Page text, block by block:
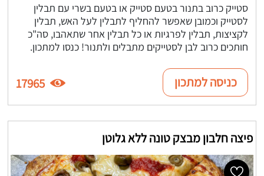
סטייק כרוב בתנור בטעם סטייק או בטעם בשרי עם תבלין
לסטייק וכמובן שאפשר להחליף לתבלין לעל האש, תבלין
לקציצות, תבלין לפרגיות או כל תבלין אחר שתאהבו, סה"כ
חותכים כרוב לבן לסטייקים מתבלים ולתנור! כנסו למתכון.
כניסה למתכון 17965
פיצה חלבון מבצק טונה ללא גלוטן